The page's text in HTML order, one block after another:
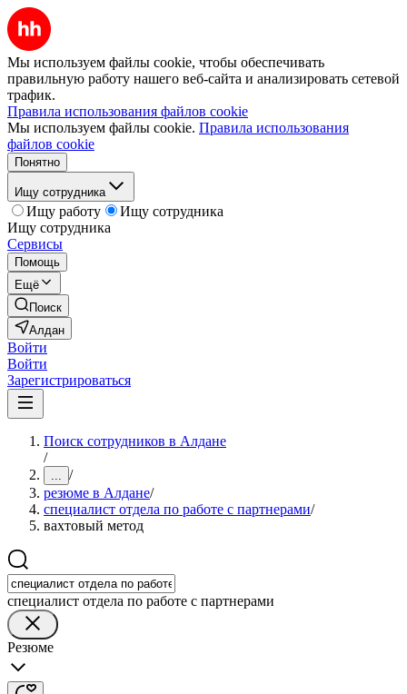
Мы используем файлы cookie, чтобы обеспечивать
правильную работу нашего веб-сайта и анализировать сетевой
трафик.
Правила использования файлов cookie
Мы используем файлы cookie. Правила использования
файлов cookie
Понятно
Ищу сотрудника
Ищу работу
Ищу сотрудника
Ищу сотрудника
Сервисы
Помощь
Ещё
Поиск
Алдан
Войти
Войти
Зарегистрироваться
Поиск сотрудников в Алдане
/
... /
резюме в Алдане/
специалист отдела по работе с партнерами/
вахтовый метод
специалист отдела по работе с партнерами
Резюме